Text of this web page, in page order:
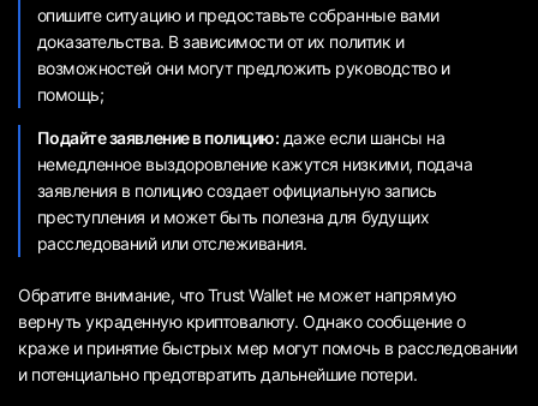
опишите ситуацию и предоставьте собранные вами
доказательства. В зависимости от их политик и
возможностей они могут предложить руководство и
помощь;
Подайте заявление в полицию: даже если шансы на
немедленное выздоровление кажутся низкими, подача
заявления в полицию создает официальную запись
преступления и может быть полезна для будущих
расследований или отслеживания.
Обратите внимание, что Trust Wallet не может напрямую
вернуть украденную криптовалюту. Однако сообщение о
краже и принятие быстрых мер могут помочь в расследовании
и потенциально предотвратить дальнейшие потери.